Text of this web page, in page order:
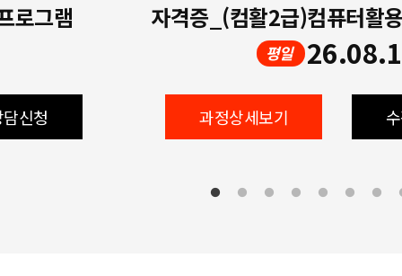
로그램
신청
평일
과정상세보기